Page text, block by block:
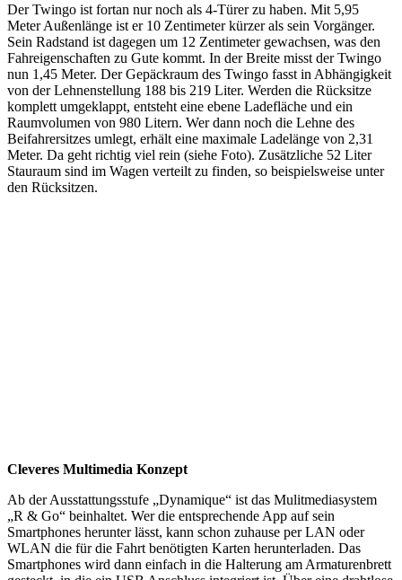
Der Twingo ist fortan nur noch als 4-Türer zu haben. Mit 5,95
Meter Außenlänge ist er 10 Zentimeter kürzer als sein Vorgänger.
Sein Radstand ist dagegen um 12 Zentimeter gewachsen, was den
Fahreigenschaften zu Gute kommt. In der Breite misst der Twingo
nun 1,45 Meter. Der Gepäckraum des Twingo fasst in Abhängigkeit
von der Lehnenstellung 188 bis 219 Liter. Werden die Rücksitze
komplett umgeklappt, entsteht eine ebene Ladefläche und ein
Raumvolumen von 980 Litern. Wer dann noch die Lehne des
Beifahrersitzes umlegt, erhält eine maximale Ladelänge von 2,31
Meter. Da geht richtig viel rein (siehe Foto). Zusätzliche 52 Liter
Stauraum sind im Wagen verteilt zu finden, so beispielsweise unter
den Rücksitzen.
Cleveres Multimedia Konzept
Ab der Ausstattungsstufe „Dynamique“ ist das Mulitmediasystem
„R & Go“ beinhaltet. Wer die entsprechende App auf sein
Smartphones herunter lässt, kann schon zuhause per LAN oder
WLAN die für die Fahrt benötigten Karten herunterladen. Das
Smartphones wird dann einfach in die Halterung am Armaturenbrett